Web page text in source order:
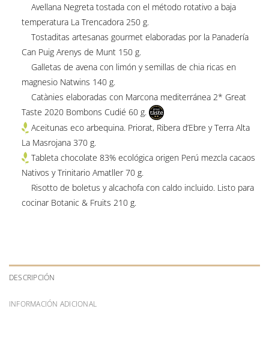
Avellana Negreta tostada con el método rotativo a baja
temperatura La Trencadora 250 g.
Tostaditas artesanas gourmet elaboradas por la Panadería
Can Puig Arenys de Munt 150 g.
Galletas de avena con limón y semillas de chia ricas en
magnesio Natwins 140 g.
Catànies elaboradas con Marcona mediterránea 2* Great
Taste 2020 Bombons Cudié 60 g.
Aceitunas eco arbequina. Priorat, Ribera d’Ebre y Terra Alta
La Masrojana 370 g.
Tableta chocolate 83% ecológica origen Perú mezcla cacaos
Nativos y Trinitario Amatller 70 g.
Risotto de boletus y alcachofa con caldo incluido. Listo para
cocinar Botanic & Fruits 210 g.
DESCRIPCIÓN
INFORMACIÓN ADICIONAL